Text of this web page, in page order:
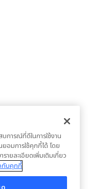
บการณ์ที่ดีในการใช้งาน
อมการใช้คุกกี้ได้ โดย
ยละเอียดเพิ่มเติมเกี่ยว
กับคุกกี้